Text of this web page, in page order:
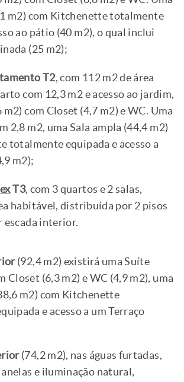
m2) com Kitchenette totalmente
ao pátio (40 m2), o qual inclui
(25 m2);
T2, com 112 m2 de área
com 12,3 m2 e acesso ao jardim,
com Closet (4,7 m2) e WC. Uma
2,8 m2, uma Sala ampla (44,4 m2)
totalmente equipada e acesso a
m2);
T3, com 3 quartos e 2 salas,
habitável, distribuída por 2 pisos
escada interior.
(92,4 m2) existirá uma Suíte
Closet (6,3 m2) e WC (4,9 m2), uma
m2) com Kitchenette
e acesso a um Terraço
(74,2 m2), nas águas furtadas,
e iluminação natural,